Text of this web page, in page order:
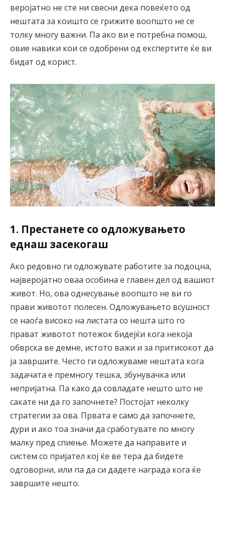
веројатно не сте ни свесни дека повеќето од
нештата за коишто се грижите воопшто не се
толку многу важни. Па ако ви е потребна помош,
овие навики кои се одобрени од експертите ќе ви
бидат од корист.
1. Престанете со одложувањето
еднаш засекогаш
Ако редовно ги одложувате работите за подоцна,
најверојатно оваа особина е главен дел од вашиот
живот. Но, ова однесување воопшто не ви го
прави животот полесен. Одложувањето всушност
се наоѓа високо на листата со нешта што го
прават животот потежок бидејќи кога некоја
обврска ве демне, истото важи и за притисокот да
ја завршите. Често ги одложуваме нештата кога
задачата е премногу тешка, збунувачка или
непријатна. Па како да совладате нешто што не
сакате ни да го започнете? Постојат неколку
стратегии за ова. Првата е само да започнете,
дури и ако тоа значи да сработувате по многу
малку пред спиење. Можете да направите и
систем со пријател кој ќе ве тера да бидете
одговорни, или па да си дадете награда кога ќе
завршите нешто.